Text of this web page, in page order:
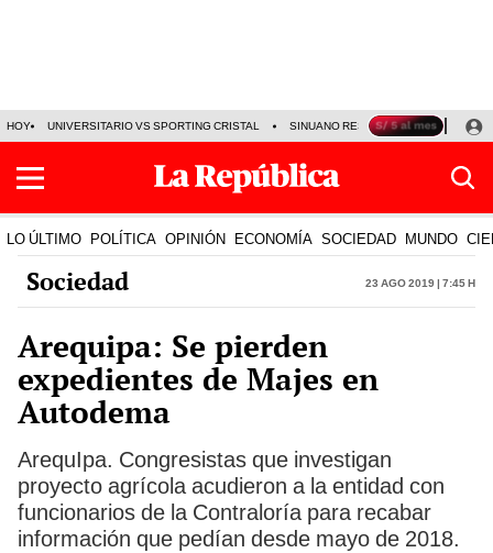
HOY UNIVERSITARIO VS SPORTING CRISTAL SINUANO RESULTADOS HOY
LO ÚLTIMO POLÍTICA OPINIÓN ECONOMÍA SOCIEDAD MUNDO
Sociedad 23 Ago 2019 | 7:45 h
Arequipa: Se pierden
expedientes de Majes en
Autodema
ArequIpa. Congresistas que investigan
proyecto agrícola acudieron a la entidad con
funcionarios de la Contraloría para recabar
información que pedían desde mayo de 2018.